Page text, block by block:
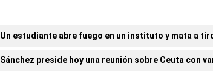
Un estudiante abre fuego en un instituto y mata a
Sánchez preside hoy una reunión sobre Ceuta con